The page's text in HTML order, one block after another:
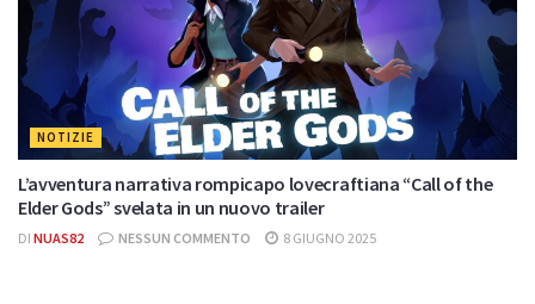
NOTIZIE
L’avventura narrativa rompicapo lovecraftiana “Call of the
Elder Gods” svelata in un nuovo trailer
DI NUAS82 NESSUN COMMENTO 8 GIUGNO 2025